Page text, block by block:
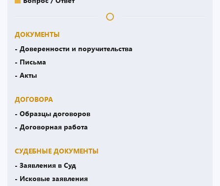
ДОКУМЕНТЫ
- Доверенности и поручительства
- Письма
- Акты
ДОГОВОРА
- Образцы договоров
- Договорная работа
СУДЕБНЫЕ ДОКУМЕНТЫ
- Заявления в Суд
- Исковые заявления